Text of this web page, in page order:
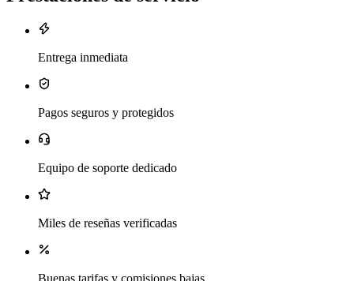
Entrega inmediata
Pagos seguros y protegidos
Equipo de soporte dedicado
Miles de reseñas verificadas